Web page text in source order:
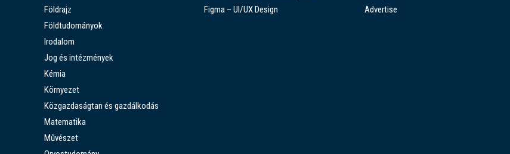
Földrajz
Földtudományok
Irodalom
Jog és intézmények
Kémia
Környezet
Közgazdaságtan és gazdálkodás
Matematika
Művészet
Figma – UI/UX Design
Advertise